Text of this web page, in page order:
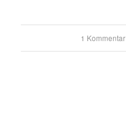
1 Kommentar
/